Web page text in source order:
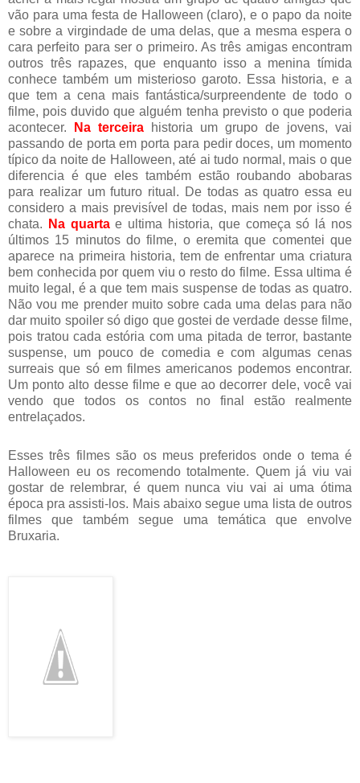
vão para uma festa de Halloween (claro), e o papo da noite
e sobre a virgindade de uma delas, que a mesma espera o
cara perfeito para ser o primeiro. As três amigas encontram
outros três rapazes, que enquanto isso a menina tímida
conhece também um misterioso garoto. Essa historia, e a
que tem a cena mais fantástica/surpreendente de todo o
filme, pois duvido que alguém tenha previsto o que poderia
acontecer.
Na terceira historia um grupo de jovens, vai
passando de porta em porta para pedir doces, um momento
típico da noite de Halloween, até ai tudo normal, mais o que
diferencia é que eles também estão roubando abobaras
para realizar um futuro ritual. De todas as quatro essa eu
considero a mais previsível de todas, mais nem por isso é
chata.
Na quartae ultima historia, que começa só lá nos
últimos 15 minutos do filme, o eremita que comentei que
aparece na primeira historia, tem de enfrentar uma criatura
bem conhecida por quem viu o resto do filme. Essa ultima é
muito legal, é a que tem mais suspense de todas as quatro.
Não vou me prender muito sobre cada uma delas para não
dar muito spoiler só digo que gostei de verdade desse filme,
pois tratou cada estória com uma pitada de terror, bastante
suspense, um pouco de comedia e com algumas cenas
surreais que só em filmes americanos podemos encontrar.
Um ponto alto desse filme e que ao decorrer dele, você vai
vendo que todos os contos no final estão realmente
entrelaçados.
Esses três filmes são os meus preferidos onde o tema é
Halloween eu os recomendo totalmente. Quem já viu vai
gostar de relembrar, é quem nunca viu vai ai uma ótima
época pra assisti-los. Mais abaixo segue uma lista de outros
filmes que também segue uma temática que envolve
Bruxaria.